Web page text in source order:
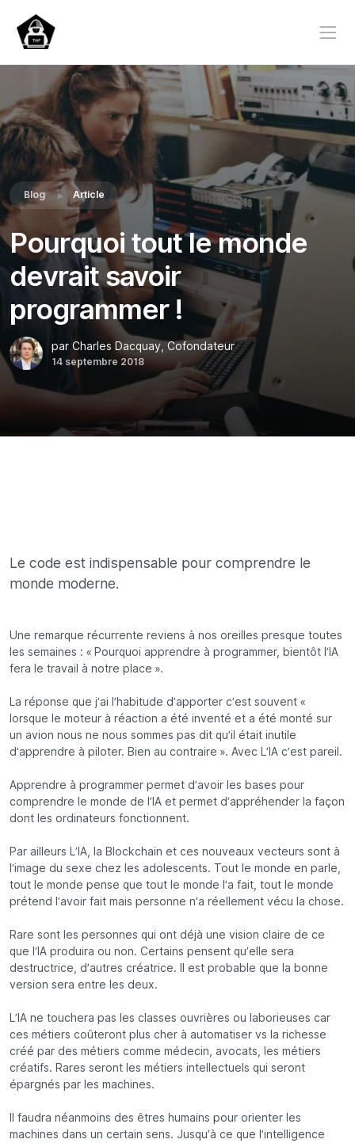
Blog Article
Pourquoi tout le monde
devrait savoir
programmer !
par Charles Dacquay, Cofondateur
14 septembre 2018
Le code est indispensable pour comprendre le
monde moderne.
Une remarque récurrente reviens à nos oreilles presque toutes
les semaines : « Pourquoi apprendre à programmer, bientôt l’IA
fera le travail à notre place ».
La réponse que j’ai l’habitude d’apporter c’est souvent «
lorsque le moteur à réaction a été inventé et a été monté sur
un avion nous ne nous sommes pas dit qu’il était inutile
d’apprendre à piloter. Bien au contraire ». Avec L’IA c’est pareil.
Apprendre à programmer permet d’avoir les bases pour
comprendre le monde de l’IA et permet d’appréhender la façon
dont les ordinateurs fonctionnent.
Par ailleurs L’IA, la Blockchain et ces nouveaux vecteurs sont à
l’image du sexe chez les adolescents. Tout le monde en parle,
tout le monde pense que tout le monde l’a fait, tout le monde
prétend l’avoir fait mais personne n’a réellement vécu la chose.
Rare sont les personnes qui ont déjà une vision claire de ce
que l’IA produira ou non. Certains pensent qu’elle sera
destructrice, d’autres créatrice. Il est probable que la bonne
version sera entre les deux.
L’IA ne touchera pas les classes ouvrières ou laborieuses car
ces métiers coûteront plus cher à automatiser vs la richesse
créé par des métiers comme médecin, avocats, les métiers
créatifs. Rares seront les métiers intellectuels qui seront
épargnés par les machines.
Il faudra néanmoins des êtres humains pour orienter les
machines dans un certain sens. Jusqu’à ce que l’intelligence